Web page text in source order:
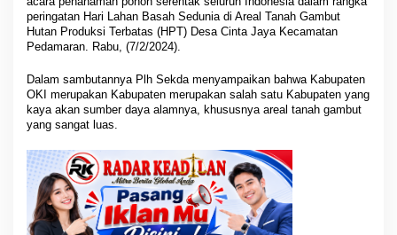
peringatan Hari Lahan Basah Sedunia di Areal Tanah Gambut
Hutan Produksi Terbatas (HPT) Desa Cinta Jaya Kecamatan
Pedamaran. Rabu, (7/2/2024).
Dalam sambutannya Plh Sekda menyampaikan bahwa Kabupaten
OKI merupakan Kabupaten merupakan salah satu Kabupaten yang
kaya akan sumber daya alamnya, khususnya areal tanah gambut
yang sangat luas.